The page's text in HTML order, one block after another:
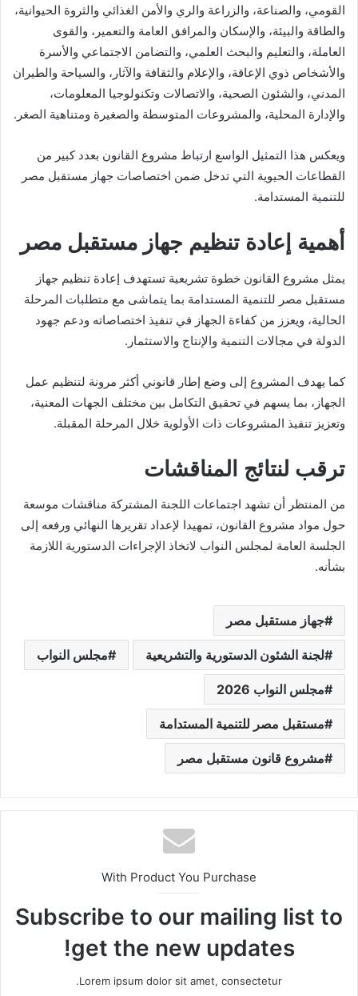
القومي، والصناعة، والزراعة والري والأمن الغذائي والثروة الحيوانية،
والطاقة والبيئة، والإسكان والمرافق العامة والتعمير، والقوى
العاملة، والتعليم والبحث العلمي، والتضامن الاجتماعي والأسرة
والأشخاص ذوي الإعاقة، والإعلام والثقافة والآثار، والسياحة والطيران
المدني، والشئون الصحية، والاتصالات وتكنولوجيا المعلومات،
والإدارة المحلية، والمشروعات المتوسطة والصغيرة ومتناهية الصغر.
ويعكس هذا التمثيل الواسع ارتباط مشروع القانون بعدد كبير من
القطاعات الحيوية التي تدخل ضمن اختصاصات جهاز مستقبل مصر
للتنمية المستدامة.
أهمية إعادة تنظيم جهاز مستقبل مصر
يمثل مشروع القانون خطوة تشريعية تستهدف إعادة تنظيم جهاز
مستقبل مصر للتنمية المستدامة بما يتماشى مع متطلبات المرحلة
الحالية، ويعزز من كفاءة الجهاز في تنفيذ اختصاصاته ودعم جهود
الدولة في مجالات التنمية والإنتاج والاستثمار.
كما يهدف المشروع إلى وضع إطار قانوني أكثر مرونة لتنظيم عمل
الجهاز، بما يسهم في تحقيق التكامل بين مختلف الجهات المعنية،
وتعزيز تنفيذ المشروعات ذات الأولوية خلال المرحلة المقبلة.
ترقب لنتائج المناقشات
من المنتظر أن تشهد اجتماعات اللجنة المشتركة مناقشات موسعة
حول مواد مشروع القانون، تمهيدا لإعداد تقريرها النهائي ورفعه إلى
الجلسة العامة لمجلس النواب لاتخاذ الإجراءات الدستورية اللازمة
بشأنه.
جهاز مستقبل مصر
لجنة الشئون الدستورية والتشريعية مجلس النواب
مجلس النواب 2026
مستقبل مصر للتنمية المستدامة
مشروع قانون مستقبل مصر
With Product You Purchase
Subscribe to our mailing list to
get the new updates!
Lorem ipsum dolor sit amet, consectetur.